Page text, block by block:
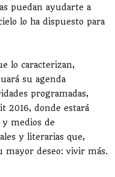
puedan ayudarte a
lo ha dispuesto para
lo caracterizan,
su agenda
programadas,
2016, donde estará
y medios de
y literarias que,
mayor deseo: vivir más.